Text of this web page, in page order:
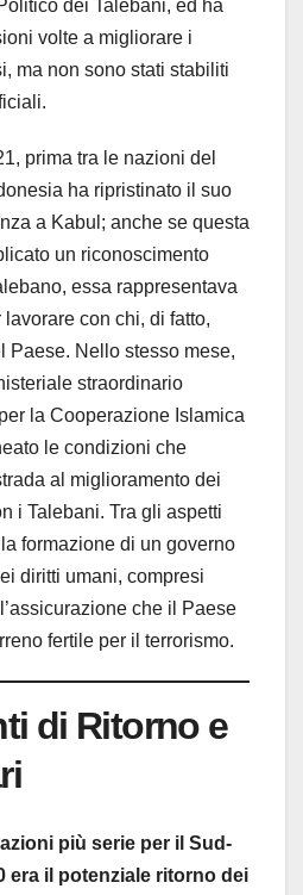
dei Talebani, ed ha
volte a migliorare i
ma non sono stati stabiliti
prima tra le nazioni del
ha ripristinato il suo
a Kabul; anche se questa
un riconoscimento
essa rappresentava
con chi, di fatto,
Paese. Nello stesso mese,
straordinario
la Cooperazione Islamica
le condizioni che
al miglioramento dei
i Talebani. Tra gli aspetti
formazione di un governo
diritti umani, compresi
che il Paese
fertile per il terrorismo.
di Ritorno e
più serie per il Sud-
era il potenziale ritorno dei